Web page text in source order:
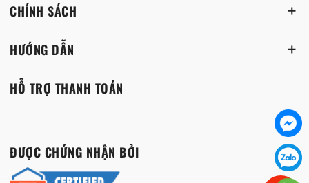
CHÍNH SÁCH
HƯỚNG DẪN
HỖ TRỢ THANH TOÁN
ĐƯỢC CHỨNG NHẬN BỞI